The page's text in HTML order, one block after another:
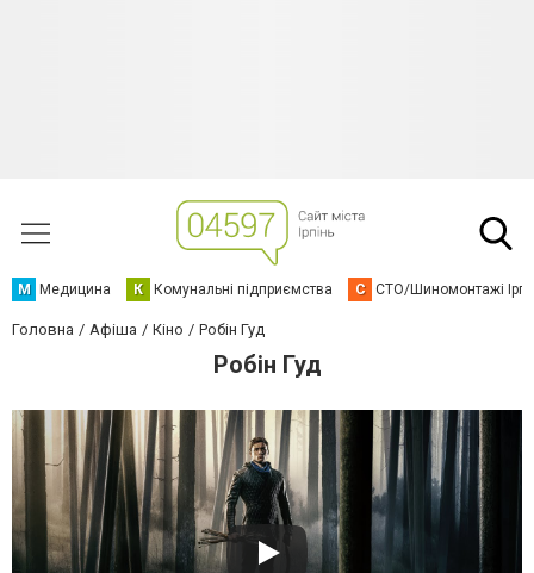
М Медицина К Комунальні підприємства С СТО/Шиномонтажі
Головна Афіша Кіно Робін Гуд
Робін Гуд